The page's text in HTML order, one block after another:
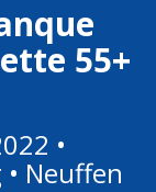
55+
•
Neuffen